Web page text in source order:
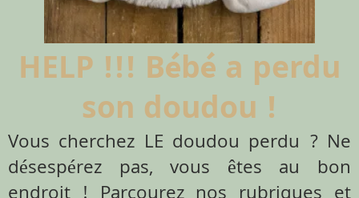
HELP !!! Bébé a perdu
son doudou !
Vous cherchez LE doudou perdu ? Ne
désespérez pas, vous êtes au bon